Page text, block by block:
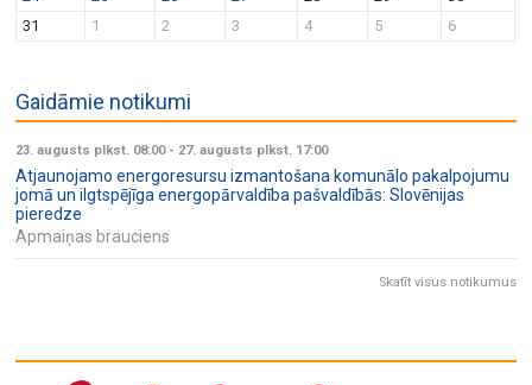
31
1 2 3 4 5 6
Gaidāmie notikumi
23. augusts plkst. 08:00- 27. augusts plkst. 17:00
Atjaunojamo energoresursu izmantošana komunālo pakalpojumu
jomā un ilgtspējīga energopārvaldība pašvaldībās: Slovēnijas
pieredze
Apmaiņas brauciens
Skatīt visus notikumus